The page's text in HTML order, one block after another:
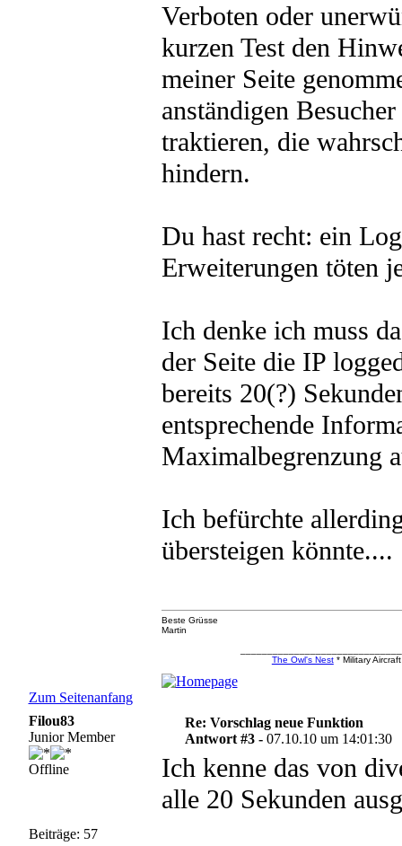
Verboten oder
kurzen Test den
meiner Seite
anständigen
traktieren, die
hindern.
Du hast recht: ein
Erweiterungen töten
Ich denke ich muss
der Seite die IP
bereits 20(?)
entsprechende
Maximalbegrenzung
Ich befürchte
übersteigen könnte....
Zum Seitenanfang
Beste Grüsse
Martin
The Owl's Nest* Military
Filou83
Junior Member
Offline
Beiträge: 57
Re: Vorschlag neue Funktion
Antwort #3 -07.10.10 um 14:01:30
Ich kenne das von
alle 20 Sekunden